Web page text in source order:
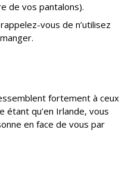
de vos pantalons).
vous de n’utilisez
fortement à ceux
étant qu’en Irlande, vous
en face de vous par